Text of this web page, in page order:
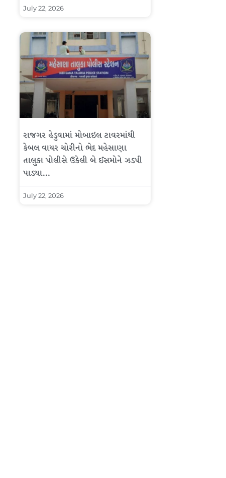
July 22, 2026
રાજગર હેડુવામાં મોબાઇલ ટાવરમાંથી
કેબલ વાયર ચોરીનો ભેદ મહેસાણા
તાલુકા પોલીસે ઉકેલી બે ઈસમોને ઝડપી
પાડ્યા…
July 22, 2026